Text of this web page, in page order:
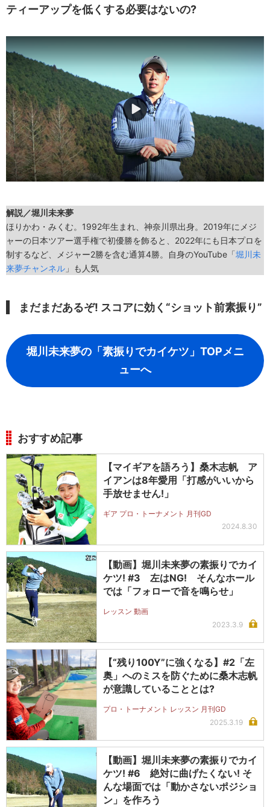
ティーアップを低くする必要はないの?
解説／堀川未来夢
ほりかわ・みくむ。1992年生まれ、神奈川県出身。2019年にメジ
ャーの日本ツアー選手権で初優勝を飾ると、2022年にも日本プロを
制するなど、メジャー2勝を含む通算4勝。自身のYouTube「堀川未
来夢チャンネル 」も人気
まだまだあるぞ! スコアに効く“ショット前素振り”
堀川未来夢の「素振りでカイケツ」TOPメニ
ューへ
おすすめ記事
【マイギアを語ろう】桑木志帆 ア
イアンは8年愛用「打感がいいから
手放せません!」
ギア プロ・トーナメント 月刊GD
2024.8.30
【動画】堀川未来夢の素振りでカイ
ケツ! #3 左はNG! そんなホール
では「フォローで音を鳴らせ」
レッスン 動画
2023.3.9
【“残り100Y”に強くなる】#2「左
奥」へのミスを防ぐために桑木志帆
が意識していることとは?
プロ・トーナメント レッスン 月刊GD
2025.3.19
【動画】堀川未来夢の素振りでカイ
ケツ! #6 絶対に曲げたくない! そ
んな場面では「動かさないポジショ
ン」を作ろう